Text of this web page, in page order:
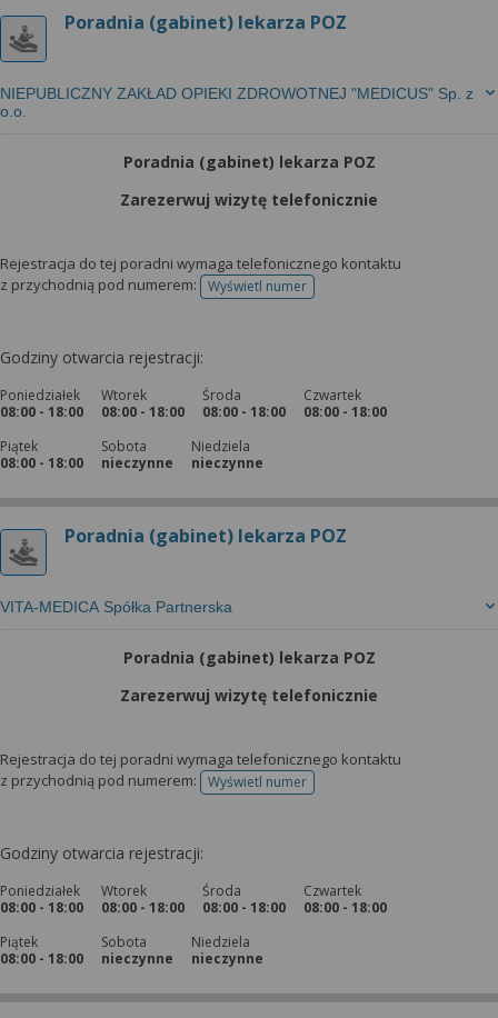
Poradnia (gabinet) lekarza POZ
NIEPUBLICZNY ZAKŁAD OPIEKI ZDROWOTNEJ "MEDICUS" Sp. z
o.o.
Poradnia (gabinet) lekarza POZ
Zarezerwuj wizytę telefonicznie
Rejestracja do tej poradni wymaga telefonicznego kontaktu
z przychodnią pod numerem:
Wyświetl numertelefonu do rejestracji
Godziny otwarcia rejestracji:
Poniedziałek
08:00 - 18:00
Wtorek
08:00 - 18:00
Środa
08:00 - 18:00
Czwartek
08:00 - 18:00
Piątek
08:00 - 18:00
Sobota
nieczynne
Niedziela
nieczynne
Poradnia (gabinet) lekarza POZ
VITA-MEDICA Spółka Partnerska
Poradnia (gabinet) lekarza POZ
Zarezerwuj wizytę telefonicznie
Rejestracja do tej poradni wymaga telefonicznego kontaktu
z przychodnią pod numerem:
Wyświetl numertelefonu do rejestracji
Godziny otwarcia rejestracji:
Poniedziałek
08:00 - 18:00
Wtorek
08:00 - 18:00
Środa
08:00 - 18:00
Czwartek
08:00 - 18:00
Piątek
08:00 - 18:00
Sobota
nieczynne
Niedziela
nieczynne